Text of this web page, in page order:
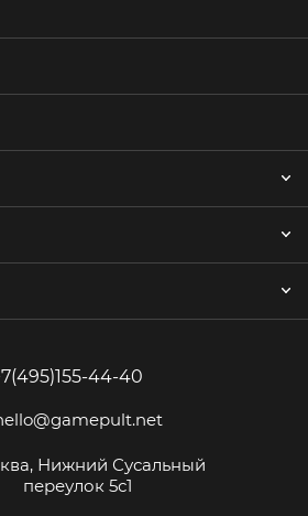
44-40
Нижний Сусальный
переулок 5с1